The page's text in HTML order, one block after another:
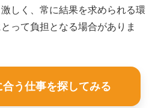
しく、常に結果を求められる環
って負担となる場合がありま
合う仕事を探してみる